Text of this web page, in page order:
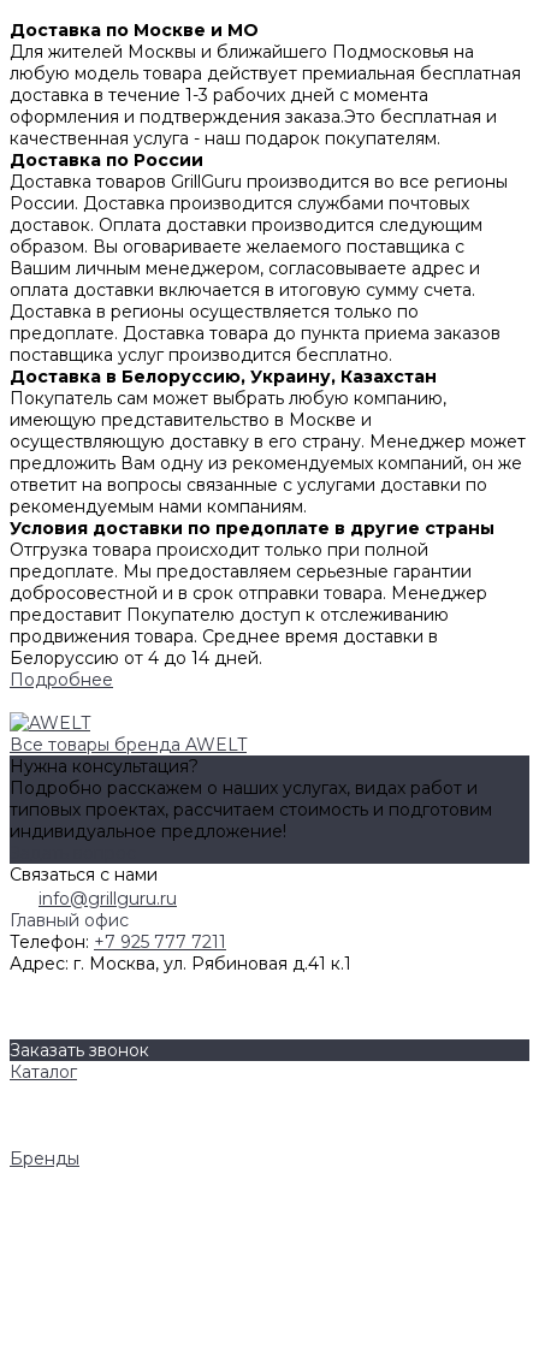
Доставка по Москве и МО
Для жителей Москвы и ближайшего Подмосковья на
любую модель товара действует премиальная бесплатная
доставка в течение 1-3 рабочих дней с момента
оформления и подтверждения заказа.Это бесплатная и
качественная услуга - наш подарок покупателям.
Доставка по России
Доставка товаров GrillGuru производится во все регионы
России. Доставка производится службами почтовых
доставок. Оплата доставки производится следующим
образом. Вы оговариваете желаемого поставщика с
Вашим личным менеджером, согласовываете адрес и
оплата доставки включается в итоговую сумму счета.
Доставка в регионы осуществляется только по
предоплате. Доставка товара до пункта приема заказов
поставщика услуг производится бесплатно.
Доставка в Белоруссию, Украину, Казахстан
Покупатель сам может выбрать любую компанию,
имеющую представительство в Москве и
осуществляющую доставку в его страну. Менеджер может
предложить Вам одну из рекомендуемых компаний, он же
ответит на вопросы связанные с услугами доставки по
рекомендуемым нами компаниям.
Условия доставки по предоплате в другие страны
Отгрузка товара происходит только при полной
предоплате. Мы предоставляем серьезные гарантии
добросовестной и в срок отправки товара. Менеджер
предоставит Покупателю доступ к отслеживанию
продвижения товара. Среднее время доставки в
Белоруссию от 4 до 14 дней.
Подробнее
Все товары бренда AWELT
Нужна консультация?
Подробно расскажем о наших услугах, видах работ и
типовых проектах, рассчитаем стоимость и подготовим
индивидуальное предложение!
Связаться с нами
info@grillguru.ru
Главный офис
Телефон: +7 925 777 7211
Адрес: г. Москва, ул. Рябиновая д.41 к.1
Заказать звонок
Каталог
Бренды